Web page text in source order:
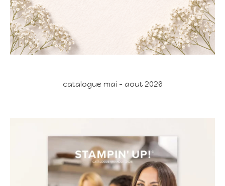
catalogue mai - aout 2026